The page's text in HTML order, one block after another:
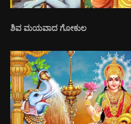
ಶಿವ ಮಯವಾದ ಗೋಕುಲ